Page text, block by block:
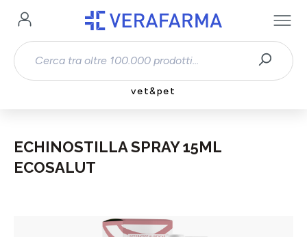
Passa al contenuto principale
vet&pet
ECHINOSTILLA SPRAY 15ML
ECOSALUT
Salta la galleria di immagini